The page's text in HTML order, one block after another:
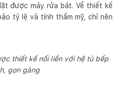
được máy rửa bát. Về thiết kế
tỷ lệ và tính thẩm mỹ, chỉ nên
thiết kế nối liền với hệ tủ bếp
gọn gàng